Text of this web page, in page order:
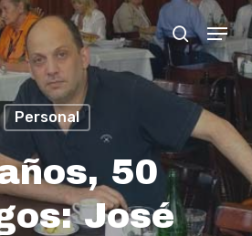
search
Menu
Personal
50
José
Close
Menu